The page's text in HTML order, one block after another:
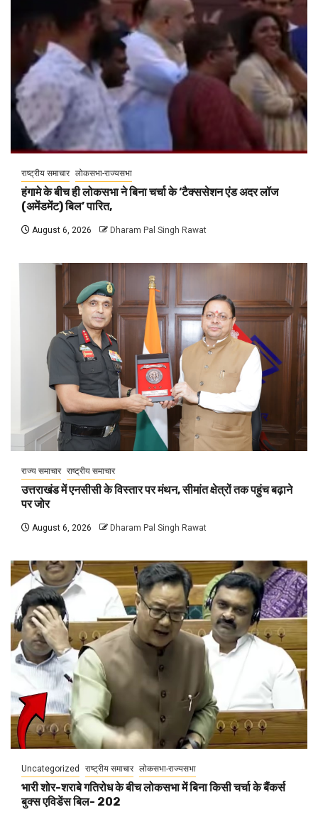
राष्ट्रीय समाचार लोकसभा-राज्यसभा
हंगामे के बीच ही लोकसभा ने बिना चर्चा के ‘टैक्ससेशन एंड अदर लॉज
(अमेंडमेंट) बिल’ पारित,
August 6, 2026 Dharam Pal Singh Rawat
राज्य समाचार राष्ट्रीय समाचार
उत्तराखंड में एनसीसी के विस्तार पर मंथन, सीमांत क्षेत्रों तक पहुंच बढ़ाने
पर जोर
August 6, 2026 Dharam Pal Singh Rawat
Uncategorized राष्ट्रीय समाचार लोकसभा-राज्यसभा
भारी शोर-शराबे गतिरोध के बीच लोकसभा में बिना किसी चर्चा के बैंकर्स
बुक्स एविडेंस बिल- 202